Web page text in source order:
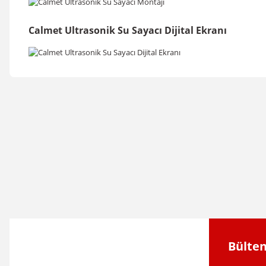
Calmet Ultrasonik Su Sayacı Dijital Ekranı